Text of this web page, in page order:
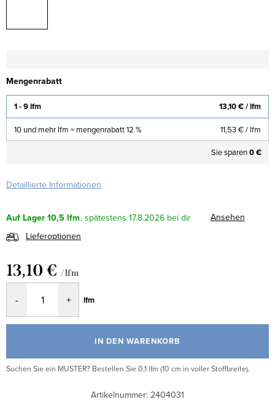
Mengenrabatt
1 - 9 lfm 13,10 €/ lfm
10 und mehr lfm = mengenrabatt 12 % 11,53 €/ lfm
Sie sparen0 €
Detaillierte Informationen
Auf Lager10,5 lfm 17.8.2026
Ansehen
Lieferoptionen
13,10 € / lfm
lfm
IN DEN WARENKORB
Suchen Sie ein MUSTER? Bestellen Sie 0,1 lfm (10 cm in voller Stoffbreite).
Artikelnummer: 2404031